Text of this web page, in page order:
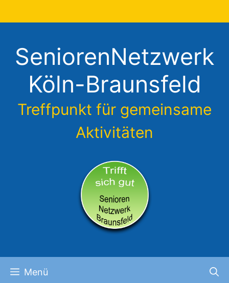
SeniorenNetzwerk
Köln-Braunsfeld
Treffpunkt für gemeinsame
Aktivitäten
Menü